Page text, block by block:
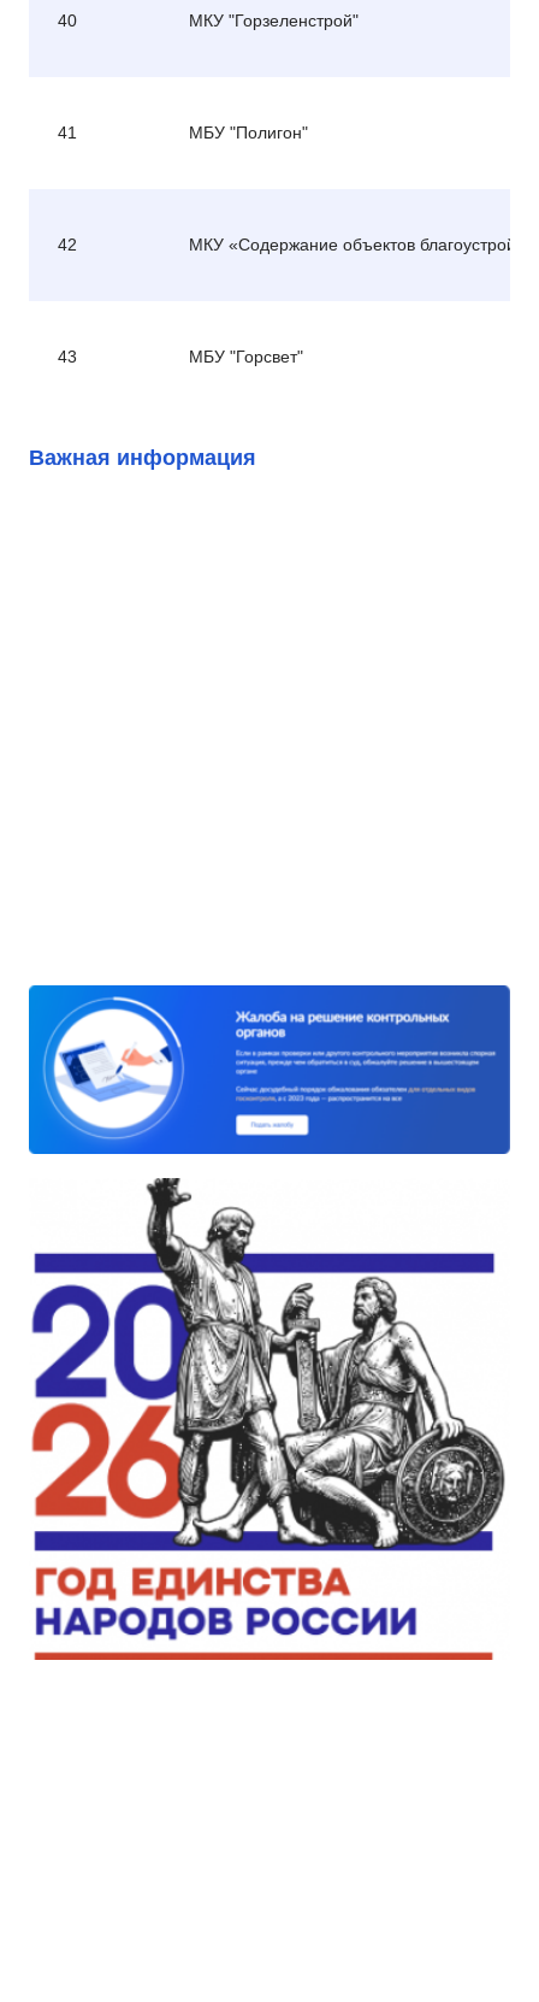
40 МКУ "Горзеленстрой"
41 МБУ "Полигон"
42 МКУ «Содержание объектов
43 МБУ "Горсвет"
Важная информация